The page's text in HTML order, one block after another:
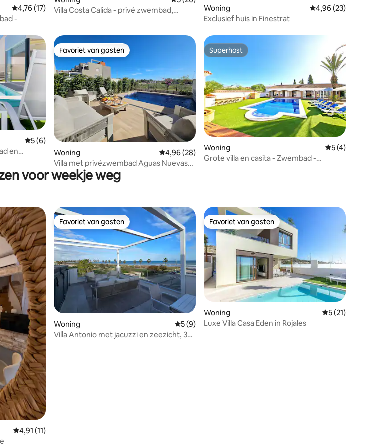
recensies
Gemiddelde beoordeling van 4,76 uit 5, 17 recensies
4,76 (17)
-
Villa Costa Calida - privé zwembad,
Woning Gemiddelde
4,96 (23)
Exclusief huis in Finestrat
recensiesGemiddelde beoordeling van 5 uit 5, 6 recensies
5 (6)
en
Favoriet van gasten
Favoriet van gasten
Woning Gemiddelde beoordeling van 4,96 uit 5, 28 recensies
4,96 (28)
Villa met privézwembad Aguas Nuevas
Torrevieja
Superhost
Superhost
Woning Gemiddelde
5 (4)
Grote villa en casita - Zwembad -
voor weekje weg
recensies
Gemiddelde beoordeling van 4,91 uit 5, 11 recensies
4,91 (11)
Favoriet van gasten
Favoriet van gasten
Woning Gemiddelde beoordeling van 5 uit 5, 9 recensies
5 (9)
Villa Antonio met jacuzzi en zeezicht, 3
Favoriet van gasten
Favoriet van gasten
Woning Gemiddelde
5 (21)
Luxe Villa Casa Eden in Rojales